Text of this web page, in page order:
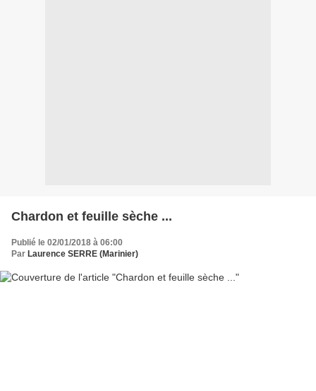
Chardon et feuille sèche ...
Publié le 02/01/2018 à 06:00
Par Laurence SERRE (Marinier)